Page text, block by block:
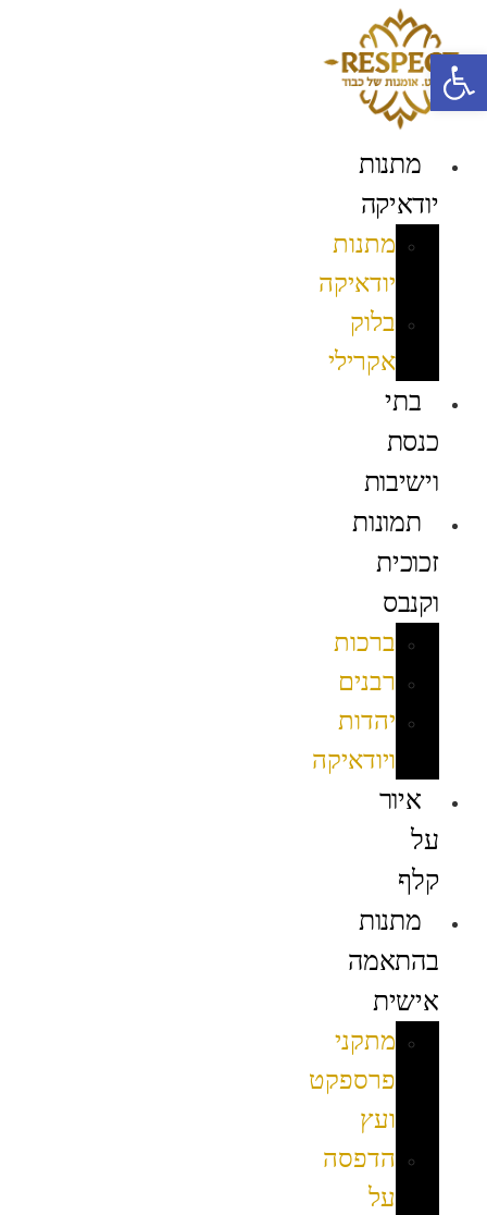
מתנות
יודאיקה
מתנות
יודאיקה
בלוק
אקרילי
בתי
כנסת
וישיבות
תמונות
זכוכית
וקנבס
ברכות
רבנים
יהדות
ויודאיקה
איור
על
קלף
מתנות
בהתאמה
אישית
מתקני
פרספקט
ועץ
הדפסה
על
פתח סרגל נגישות